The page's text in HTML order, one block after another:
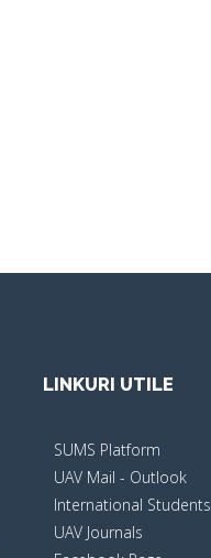
LINKURI UTILE
SUMS Platform
UAV Mail - Outlook
International Students
UAV Journals